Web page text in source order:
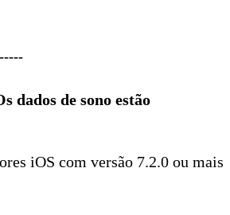
dados de sono estão
iOS com versão 7.2.0 ou mais